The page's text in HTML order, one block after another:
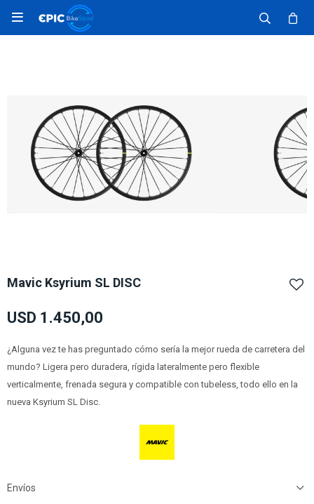

Mavic Ksyrium SL DISC
USD 1.450,00
¿Alguna vez te has preguntado cómo sería la mejor rueda de carretera del
mundo? Ligera pero duradera, rígida lateralmente pero flexible
verticalmente, frenada segura y compatible con tubeless, todo ello en la
nueva Ksyrium SL Disc.
Envíos